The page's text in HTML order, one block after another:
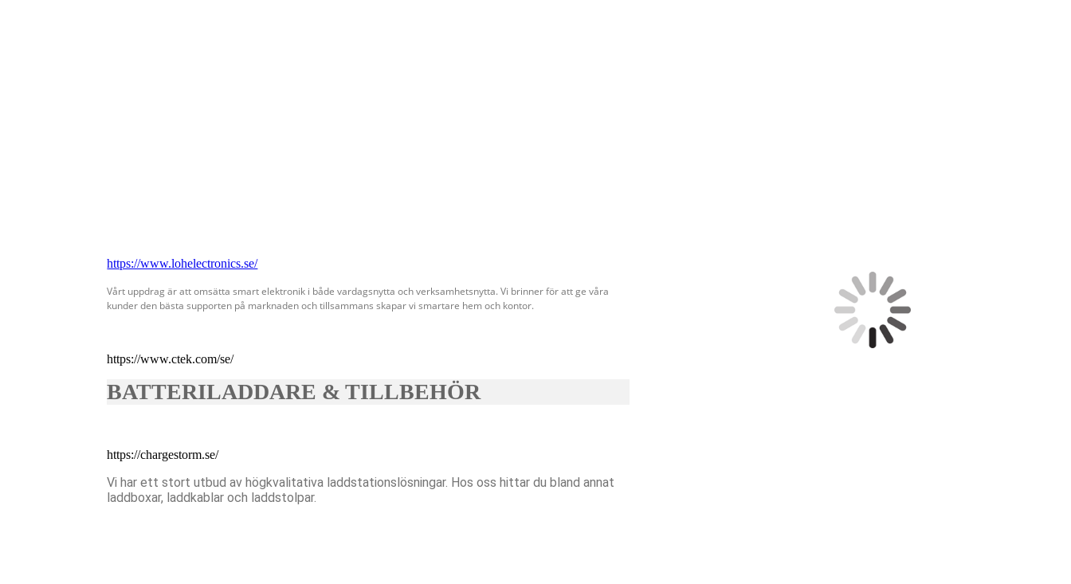
https://www.lohelectronics.se/
Vårt uppdrag är att omsätta smart elektronik i både vardagsnytta och verksamhetsnytta. Vi brinner för att ge våra
kunder den bästa supporten på marknaden och tillsammans skapar vi smartare hem och kontor.
https://www.ctek.com/se/
BATTERILADDARE & TILLBEHÖR
https://chargestorm.se/
Vi har ett stort utbud av högkvalitativa laddstationslösningar. Hos oss hittar du bland annat
laddboxar, laddkablar och laddstolpar.